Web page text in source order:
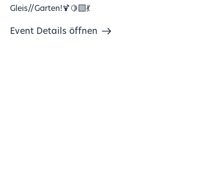
Gleis//Garten!🍹🍋‍🟩💃
Event Details öffnen